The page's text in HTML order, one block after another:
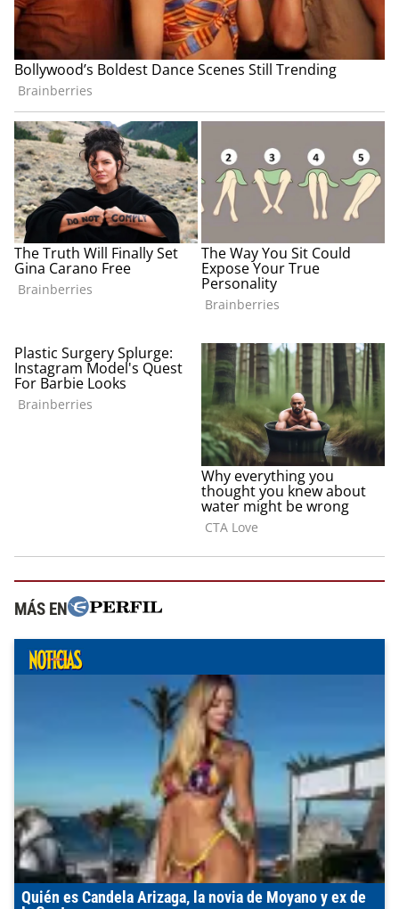
MÁS EN
Quién es Candela Arizaga, la novia de Moyano y ex de